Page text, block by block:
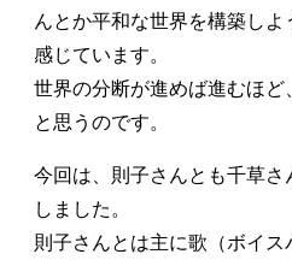
んとか平和な世界を構築し
感じています。
世界の分断が進めば進むほ
と思うのです。
今回は、則子さんとも千草
しました。
則子さんとは主に歌（ボイス